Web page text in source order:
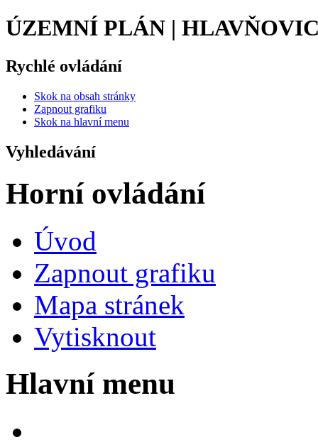
ÚZEMNÍ PLÁN |
Rychlé ovládání
Skok na obsah stránky
Zapnout grafiku
Skok na hlavní menu
Vyhledávání
Horní ovládání
Úvod
Zapnout grafiku
Mapa stránek
Vytisknout
Hlavní menu